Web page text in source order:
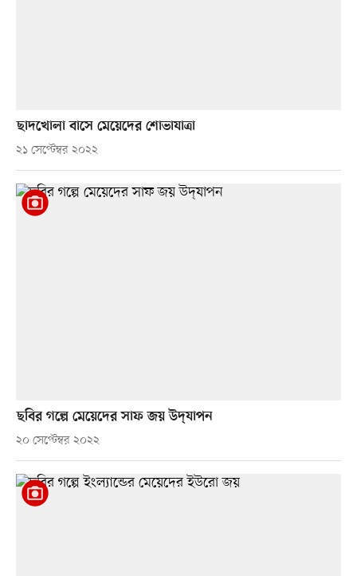
ছাদখোলা বাসে মেয়েদের শোভাযাত্রা
২১ সেপ্টেম্বর ২০২২
ছবির গল্পে মেয়েদের সাফ জয় উদ্‌যাপন
২০ সেপ্টেম্বর ২০২২